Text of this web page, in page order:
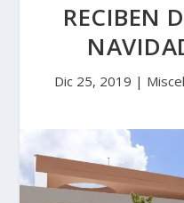
RECIBEN
Dic 25, 2019 |